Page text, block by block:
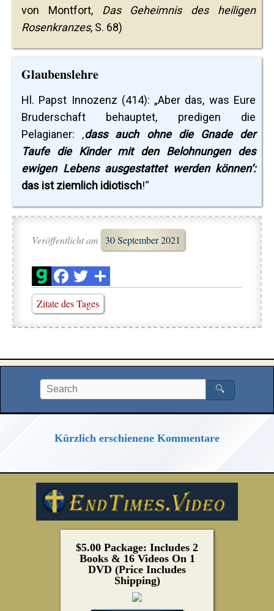
von Montfort, Das Geheimnis des heiligen
Rosenkranzes, S. 68)
Glaubenslehre
Hl. Papst Innozenz (414): „Aber das, was Eure
Bruderschaft behauptet, predigen die
Pelagianer: ‚dass auch ohne die Gnade der
Taufe die Kinder mit den Belohnungen des
ewigen Lebens ausgestattet werden können‘:
das ist ziemlich idiotisch!“
Veröffentlicht am 30 September 2021
Zitate des Tages
🔍
Kürzlich erschienene Kommentare
$5.00 Package: Includes 2
Books & 16 Videos On 1
DVD (Price Includes
Shipping)